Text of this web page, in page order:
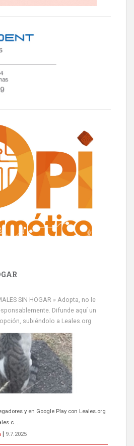
SIN HOGAR » Adopta, no le
Difunde aquí un
subiéndolo a Leales.org
y en Google Play con Leales.org
c...
9.7.2025